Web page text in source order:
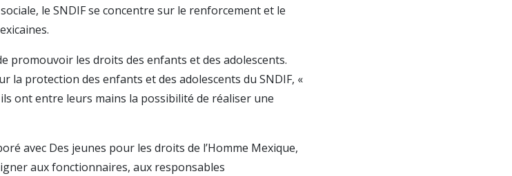
le SNDIF se concentre sur le renforcement et le
promouvoir les droits des enfants et des adolescents.
la protection des enfants et des adolescents du SNDIF, «
ont entre leurs mains la possibilité de réaliser une
avec Des jeunes pour les droits de l’Homme Mexique,
aux fonctionnaires, aux responsables